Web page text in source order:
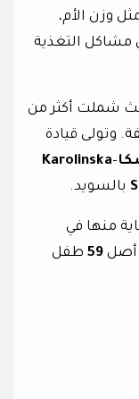
وزن الأم،
مشاكل التغذية
شملت أكثر من
وتولى قيادة
–
Karolinska
بالسويد.
منها في
أصل 59 طفل